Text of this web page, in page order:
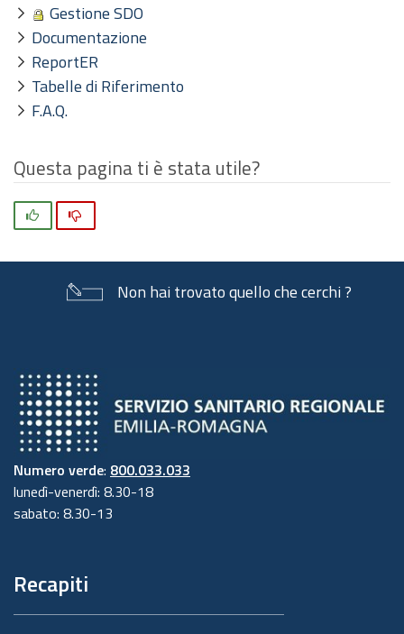
Gestione SDO
Documentazione
ReportER
Tabelle di Riferimento
F.A.Q.
Questa pagina ti è stata utile?
Non hai trovato quello che cerchi ?
Numero verde: 800.033.033
lunedì-venerdì: 8.30-18
sabato: 8.30-13
Recapiti